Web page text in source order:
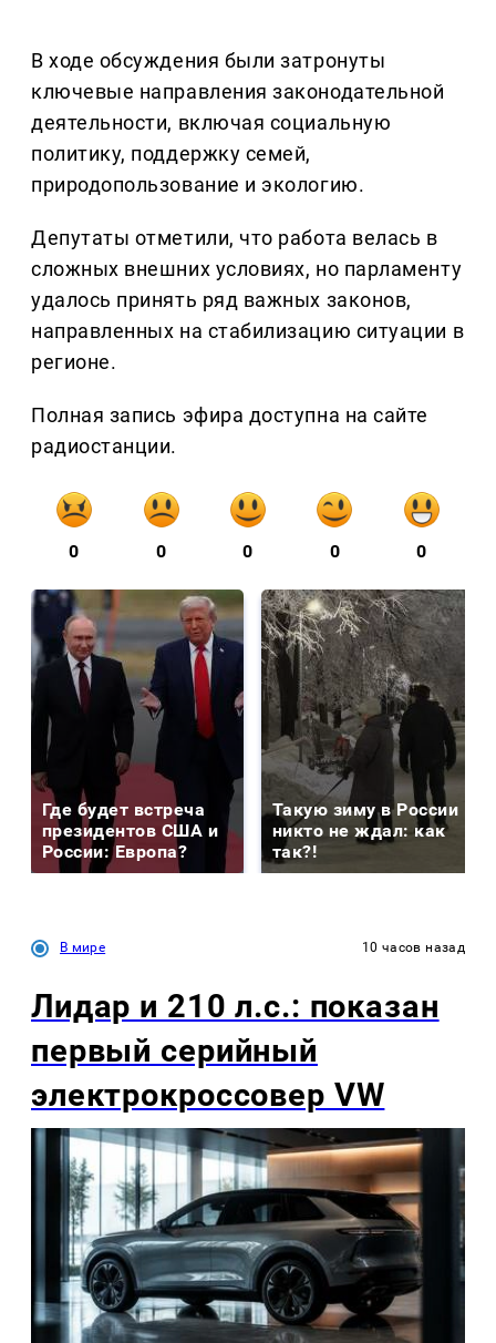
В ходе обсуждения были затронуты
ключевые направления законодательной
деятельности, включая социальную
политику, поддержку семей,
природопользование и экологию.
Депутаты отметили, что работа велась в
сложных внешних условиях, но парламенту
удалось принять ряд важных законов,
направленных на стабилизацию ситуации в
регионе.
Полная запись эфира доступна на сайте
радиостанции.
0 0 0 0 0
Где будет встреча
президентов США и
России: Европа?
Такую зиму в России
никто не ждал: как
так?!
В мире 10 часов назад
Лидар и 210 л.с.: показан
первый серийный
электрокроссовер VW